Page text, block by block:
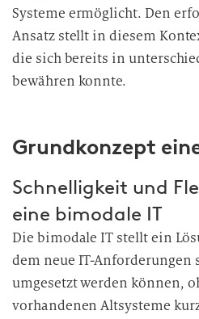
Systeme ermöglicht. Den
Ansatz stellt in diesem
die sich bereits in
bewähren konnte.
Grundkonzept
Schnelligkeit und
eine bimodale IT
Die bimodale IT stellt ein
dem neue IT-Anforderungen
umgesetzt werden können,
vorhandenen Altsysteme